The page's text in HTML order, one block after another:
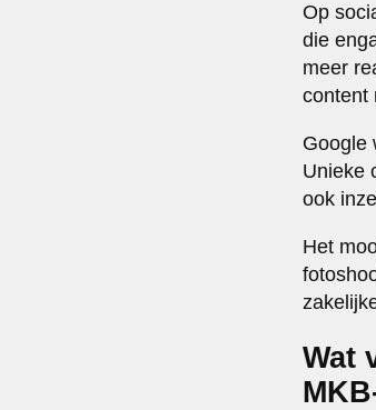
Op
die
meer
content
Google
Unieke
ook
Het
Wat